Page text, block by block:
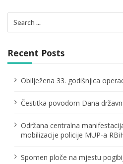
v
i
a
t
i
n
for:
Recent Posts
Obilježena 33. godišnjica
Čestitka povodom Dana
Održana centralna
mobilizacije policije MUP-a
Spomen ploče na mjestu